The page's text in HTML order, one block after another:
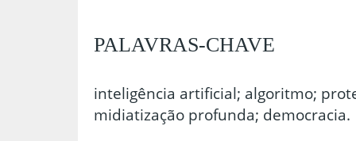
PALAVRAS-CHAVE
inteligência artificial; algoritmo;
midiatização profunda; democracia.